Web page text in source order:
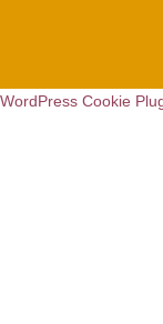
WordPress Cookie